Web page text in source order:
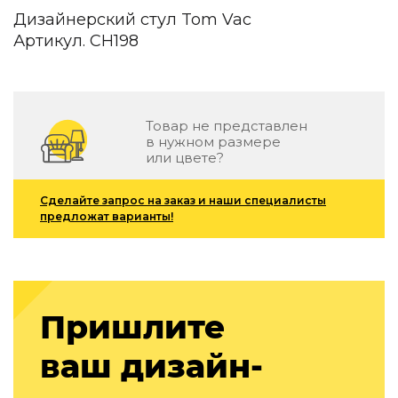
Детская мебель
Уличная и садовая мебель
Фитнес и wellness-оборудование
INTERRA — Soft Modern
ARTOPIA — Mid-Century
DAYZ — Ethno
Все коллекции мебели
Подбор, производство и комплектация по вашему
По типу
Для кухни
Предметы интерьера
Вентиляторы
Дизайнерский стул Tom Vac
Артикул. CH198
Товар не представлен
в нужном размере
или цвете?
Сделайте запрос на заказ и наши специалисты
предложат варианты!
Пришлите
ваш дизайн-